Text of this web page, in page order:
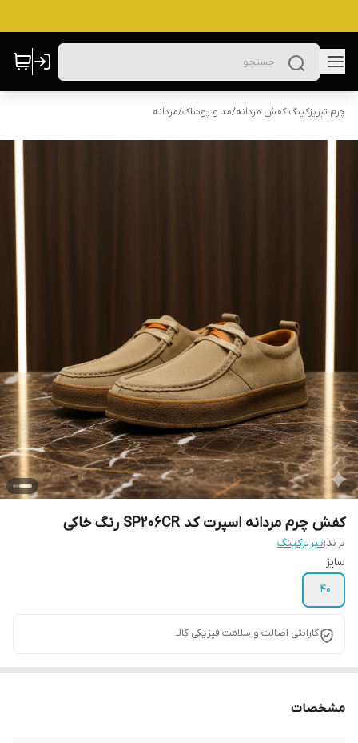
چرم تبریزکینگ کفش مردانه/مد و پوشاک/مردانه
کفش چرم مردانه اسپرت کد SP206CR رنگ خاکی
برند:تبریزکینگ
سایز
40
گارانتی اصالت و سلامت فیزیکی کالا
مشخصات